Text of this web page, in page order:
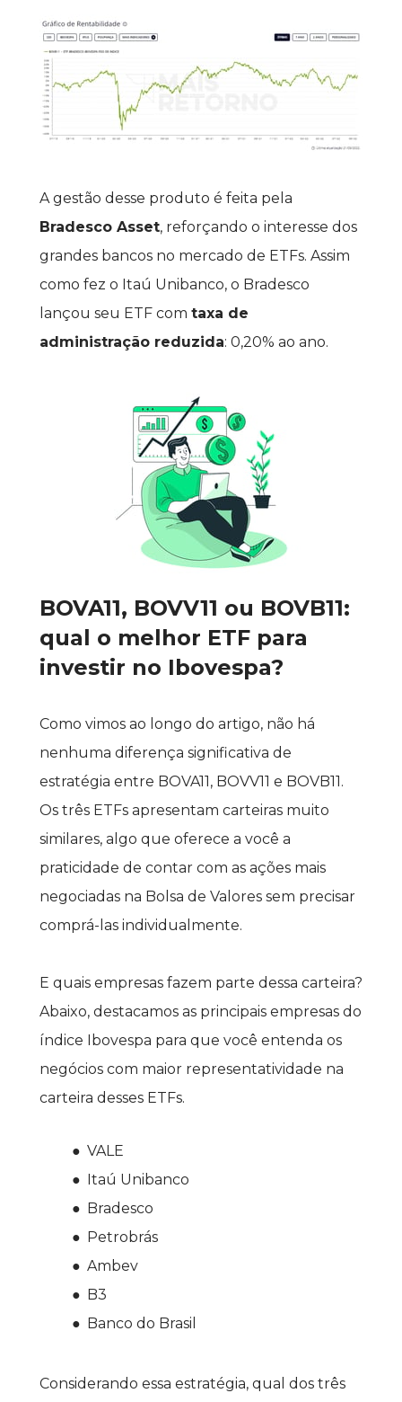
Bradesco Asset, reforçando o interesse dos
grandes bancos no mercado de ETFs. Assim
como fez o Itaú Unibanco, o Bradesco
lançou seu ETF com taxa de
administração reduzida: 0,20% ao ano.
BOVA11, BOVV11 ou BOVB11:
qual o melhor ETF para
investir no Ibovespa?
Como vimos ao longo do artigo, não há
nenhuma diferença significativa de
estratégia entre BOVA11, BOVV11 e BOVB11.
Os três ETFs apresentam carteiras muito
similares, algo que oferece a você a
praticidade de contar com as ações mais
negociadas na Bolsa de Valores sem precisar
comprá-las individualmente.
E quais empresas fazem parte dessa carteira?
Abaixo, destacamos as principais empresas do
índice Ibovespa para que você entenda os
negócios com maior representatividade na
carteira desses ETFs.
VALE
Itaú Unibanco
Bradesco
Petrobrás
Ambev
B3
Banco do Brasil
Considerando essa estratégia, qual dos três